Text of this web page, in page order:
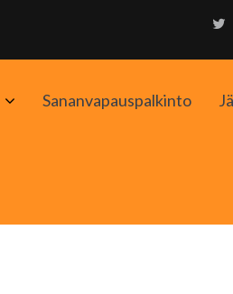
AvaaSananvapauspalkinto